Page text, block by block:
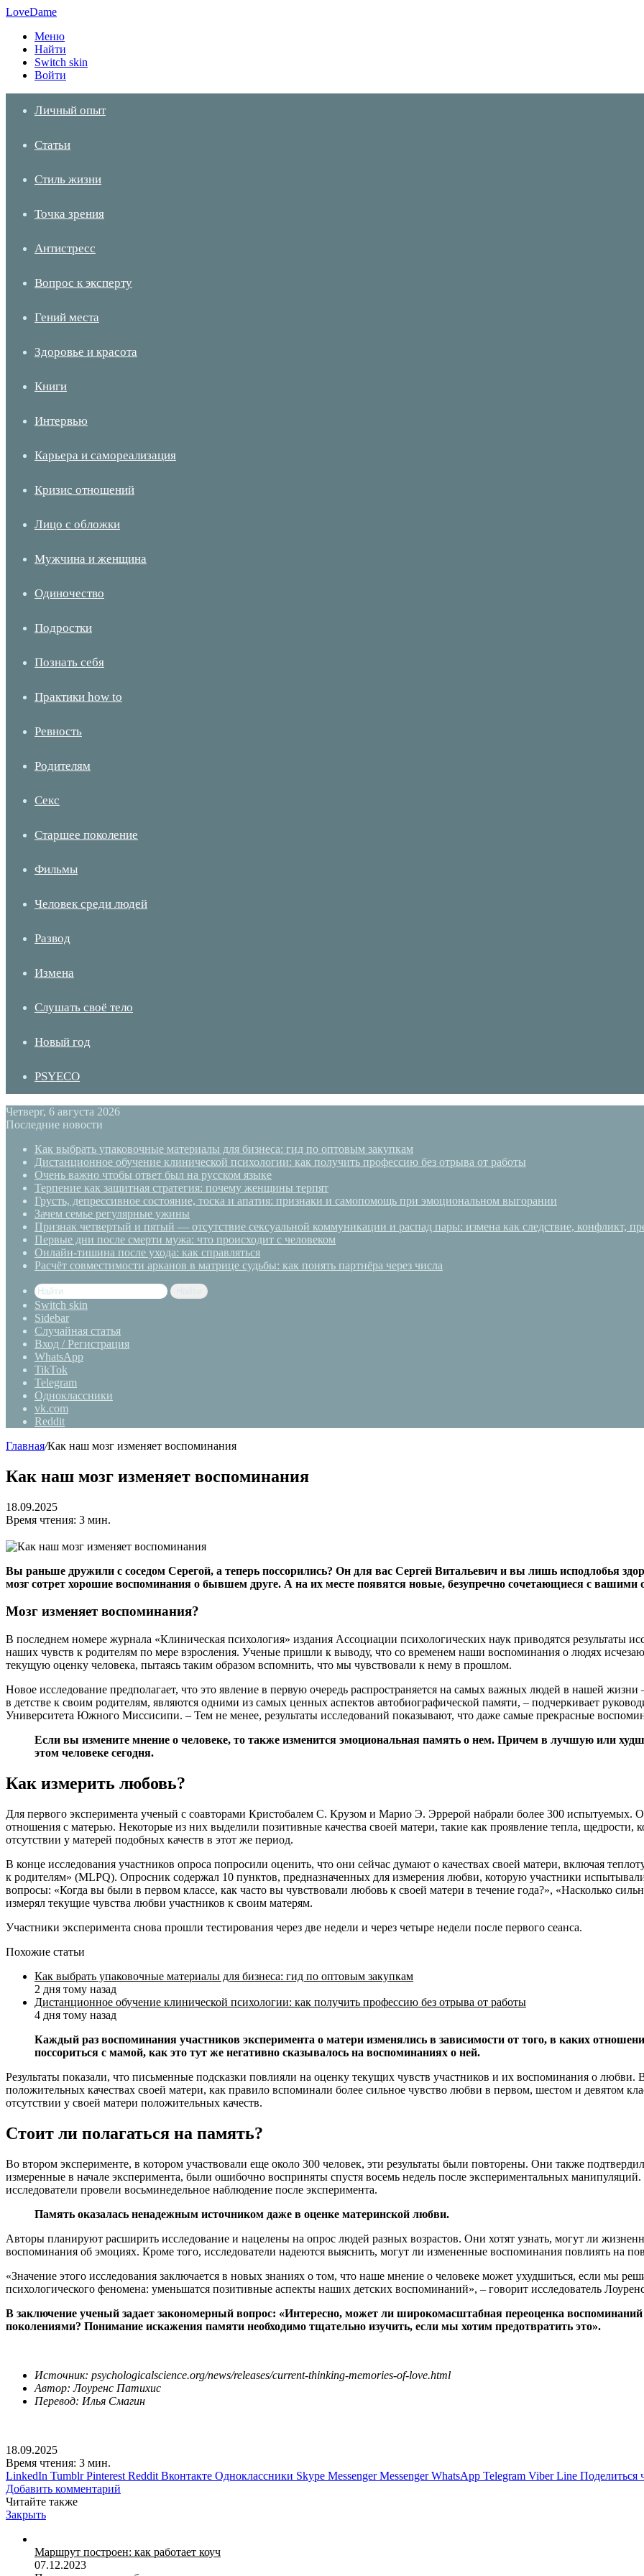
LoveDame
Меню
Найти
Switch skin
Войти
Личный опыт
Статьи
Стиль жизни
Точка зрения
Антистресс
Вопрос к эксперту
Гений места
Здоровье и красота
Книги
Интервью
Карьера и самореализация
Кризис отношений
Лицо с обложки
Мужчина и женщина
Одиночество
Подростки
Познать себя
Практики how to
Ревность
Родителям
Секс
Старшее поколение
Фильмы
Человек среди людей
Развод
Измена
Слушать своё тело
Новый год
PSYECO
Четверг, 6 августа 2026
Последние новости
Как выбрать упаковочные материалы для бизнеса: гид по оптовым закупкам
Дистанционное обучение клинической психологии: как получить профессию без отрыва от работы
Очень важно чтобы ответ был на русском языке
Терпение как защитная стратегия: почему женщины терпят
Грусть, депрессивное состояние, тоска и апатия: признаки и самопомощь при эмоциональном выгорании
Зачем семье регулярные ужины
Признак четвертый и пятый — отсутствие сексуальной коммуникации и распад пары: измена как следствие, конфликт,
Первые дни после смерти мужа: что происходит с человеком
Онлайн-тишина после ухода: как справляться
Расчёт совместимости арканов в матрице судьбы: как понять партнёра через числа
Switch skin
Sidebar
Случайная статья
Вход / Регистрация
WhatsApp
TikTok
Telegram
Одноклассники
vk.com
Reddit
Главная/Как наш мозг изменяет воспоминания
Как наш мозг изменяет воспоминания
18.09.2025
Время чтения: 3 мин.
Вы раньше дружили с соседом Серегой, а теперь поссорились? Он для вас Сергей Витальевич и вы лишь исподлобья
мозг сотрет хорошие воспоминания о бывшем друге. А на их месте появятся новые, безупречно сочетающиеся с вашими
Мозг изменяет воспоминания?
В последнем номере журнала «Клиническая психология» издания Ассоциации психологических наук приводятся результаты
наших чувств к родителям по мере взросления. Ученые пришли к выводу, что со временем наши воспоминания о людях
текущую оценку человека, пытаясь таким образом вспомнить, что мы чувствовали к нему в прошлом.
Новое исследование предполагает, что это явление в первую очередь распространяется на самых важных людей в нашей
в детстве к своим родителям, являются одними из самых ценных аспектов автобиографической памяти, – подчеркивает
Университета Южного Миссисипи. – Тем не менее, результаты исследований показывают, что даже самые прекрасные
Если вы измените мнение о человеке, то также изменится эмоциональная память о нем. Причем в лучшую или
этом человеке сегодня.
Как измерить любовь?
Для первого эксперимента ученый с соавторами Кристобалем С. Крузом и Марио Э. Эррерой набрали более 300 испытуемых.
отношения с матерью. Некоторые из них выделили позитивные качества своей матери, такие как проявление тепла, щедрости,
отсутствии у матерей подобных качеств в этот же период.
В конце исследования участников опроса попросили оценить, что они сейчас думают о качествах своей матери, включая
к родителям» (MLPQ). Опросник содержал 10 пунктов, предназначенных для измерения любви, которую участники
вопросы: «Когда вы были в первом классе, как часто вы чувствовали любовь к своей матери в течение года?», «Насколько
измерял текущие чувства любви участников к своим матерям.
Участники эксперимента снова прошли тестирования через две недели и через четыре недели после первого сеанса.
Похожие статьи
Как выбрать упаковочные материалы для бизнеса: гид по оптовым закупкам
2 дня тому назад
Дистанционное обучение клинической психологии: как получить профессию без отрыва от работы
4 дня тому назад
Каждый раз воспоминания участников эксперимента о матери изменялись в зависимости от того, в каких
поссориться с мамой, как это тут же негативно сказывалось на воспоминаниях о ней.
Результаты показали, что письменные подсказки повлияли на оценку текущих чувств участников и их воспоминания о любви.
положительных качествах своей матери, как правило вспоминали более сильное чувство любви в первом, шестом и девятом
отсутствии у своей матери положительных качеств.
Стоит ли полагаться на память?
Во втором эксперименте, в котором участвовали еще около 300 человек, эти результаты были повторены. Они также
измеренные в начале эксперимента, были ошибочно восприняты спустя восемь недель после экспериментальных
исследователи провели восьминедельное наблюдение после эксперимента.
Память оказалась ненадежным источником даже в оценке материнской любви.
Авторы планируют расширить исследование и нацелены на опрос людей разных возрастов. Они хотят узнать, могут ли
воспоминания об эмоциях. Кроме того, исследователи надеются выяснить, могут ли измененные воспоминания повлиять на
«Значение этого исследования заключается в новых знаниях о том, что наше мнение о человеке может ухудшиться, если мы
психологического феномена: уменьшатся позитивные аспекты наших детских воспоминаний», – говорит исследователь
В заключение ученый задает закономерный вопрос: «Интересно, может ли широкомасштабная переоценка
поколениями? Понимание искажения памяти необходимо тщательно изучить, если мы хотим предотвратить это».
Источник: psychologicalscience.org/news/releases/current-thinking-memories-of-love.html
Автор: Лоуренс Патихис
Перевод: Илья Смагин
18.09.2025
Время чтения: 3 мин.
LinkedIn Tumblr Pinterest Reddit Вконтакте Одноклассники Skype Messenger Messenger WhatsApp Telegram Viber Line Поделиться
Добавить комментарий
Читайте также
Закрыть
Маршрут построен: как работает коуч
07.12.2023